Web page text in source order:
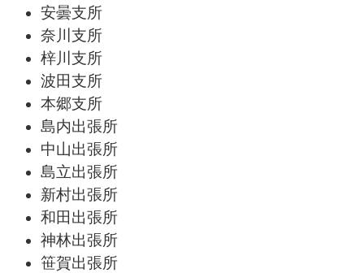
安曇支所
奈川支所
梓川支所
波田支所
本郷支所
島内出張所
中山出張所
島立出張所
新村出張所
和田出張所
神林出張所
笹賀出張所